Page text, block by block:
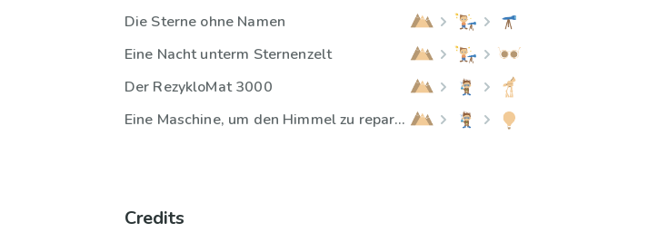
Die Sterne ohne Namen
Eine Nacht unterm Sternenzelt
Der RezykloMat 3000
Eine Maschine, um den Himmel zu reparieren
Credits